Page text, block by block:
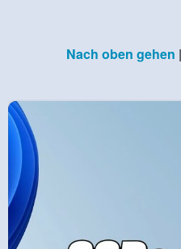
Nach oben gehen |